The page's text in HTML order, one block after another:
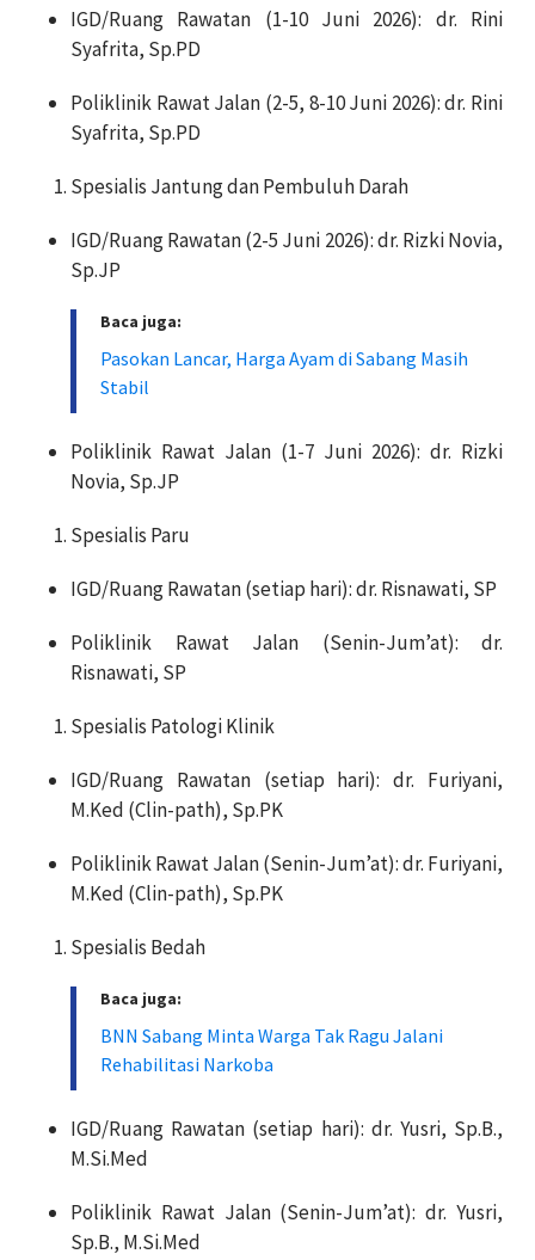
IGD/Ruang Rawatan (1-10 Juni 2026): dr. Rini
Syafrita, Sp.PD
Poliklinik Rawat Jalan (2-5, 8-10 Juni 2026): dr. Rini
Syafrita, Sp.PD
Spesialis Jantung dan Pembuluh Darah
IGD/Ruang Rawatan (2-5 Juni 2026): dr. Rizki Novia,
Sp.JP
Baca juga:
Pasokan Lancar, Harga Ayam di Sabang Masih
Stabil
Poliklinik Rawat Jalan (1-7 Juni 2026): dr. Rizki
Novia, Sp.JP
Spesialis Paru
IGD/Ruang Rawatan (setiap hari): dr. Risnawati, SP
Poliklinik Rawat Jalan (Senin-Jum’at): dr.
Risnawati, SP
Spesialis Patologi Klinik
IGD/Ruang Rawatan (setiap hari): dr. Furiyani,
M.Ked (Clin-path), Sp.PK
Poliklinik Rawat Jalan (Senin-Jum’at): dr. Furiyani,
M.Ked (Clin-path), Sp.PK
Spesialis Bedah
Baca juga:
BNN Sabang Minta Warga Tak Ragu Jalani
Rehabilitasi Narkoba
IGD/Ruang Rawatan (setiap hari): dr. Yusri, Sp.B.,
M.Si.Med
Poliklinik Rawat Jalan (Senin-Jum’at): dr. Yusri,
Sp.B., M.Si.Med